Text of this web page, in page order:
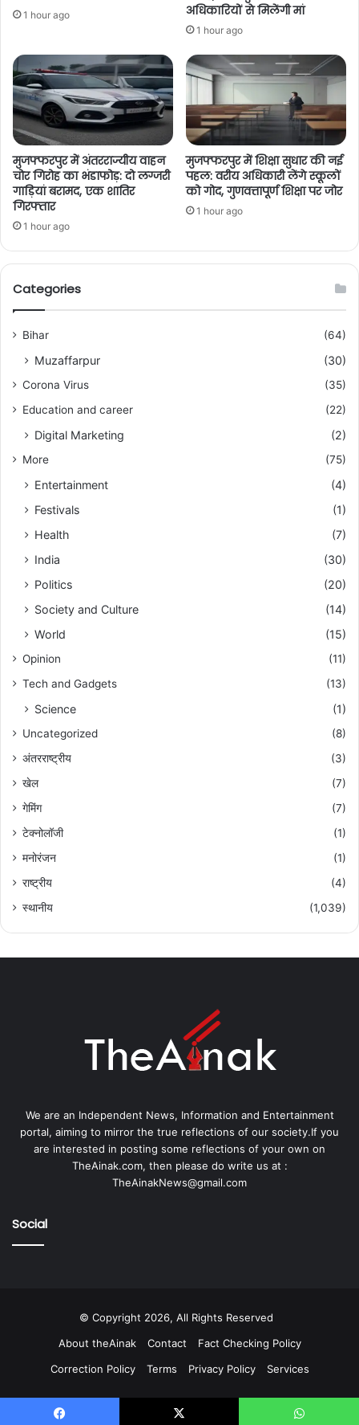
1 hour ago
अधिकारियों से मिलेंगी मां
1 hour ago
मुजफ्फरपुर में अंतरराज्यीय वाहन
चोर गिरोह का भंडाफोड़: दो लग्जरी
गाड़ियां बरामद, एक शातिर
गिरफ्तार
1 hour ago
मुजफ्फरपुर में शिक्षा सुधार की नई
पहल: वरीय अधिकारी लेंगे स्कूलों
को गोद, गुणवत्तापूर्ण शिक्षा पर जोर
1 hour ago
Categories
Bihar (64)
Muzaffarpur (30)
Corona Virus
(35)
Education and career
(22)
Digital Marketing (2)
More (75)
Entertainment
(4)
Festivals
(1)
Health
(7)
India
(30)
Politics
(20)
Society and Culture
(14)
World
(15)
Opinion
(11)
Tech and Gadgets
(13)
Science (1)
Uncategorized
(8)
अंतरराष्ट्रीय
(3)
खेल
(7)
गेमिंग
(7)
टेक्नोलॉजी
(1)
मनोरंजन
(1)
राष्ट्रीय
(4)
स्थानीय
(1,039)
We are an Independent News, Information and Entertainment
portal, aiming to mirror the true reflections of our society.If you
are interested in posting some reflections of your own on
TheAinak.com, then please do write us at :
TheAinakNews@gmail.com
Social
© Copyright 2026, All Rights Reserved
About theAinak
Contact
Fact Checking Policy
Correction Policy
Terms Privacy Policy Services